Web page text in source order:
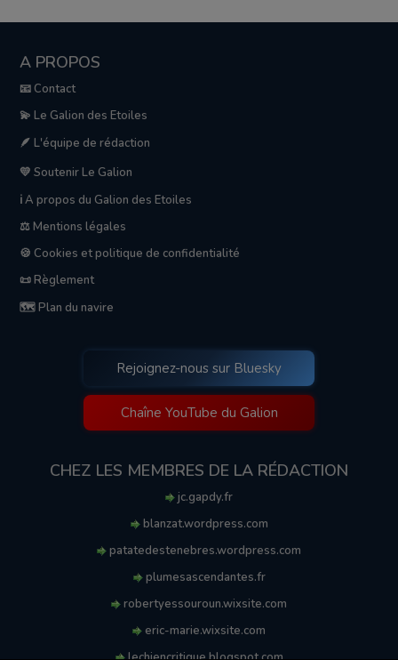
A PROPOS
📧 Contact
💫 Le Galion des Etoiles
🪶 L'équipe de rédaction
💛 Soutenir Le Galion
ℹ️ A propos du Galion des Etoiles
⚖️ Mentions légales
🍪 Cookies et politique de confidentialité
📜 Règlement
🗺️ Plan du navire
Rejoignez-nous sur Bluesky
Chaîne YouTube du Galion
CHEZ LES MEMBRES DE LA RÉDACTION
jc.gapdy.fr
blanzat.wordpress.com
patatedestenebres.wordpress.com
plumesascendantes.fr
robertyessouroun.wixsite.com
eric-marie.wixsite.com